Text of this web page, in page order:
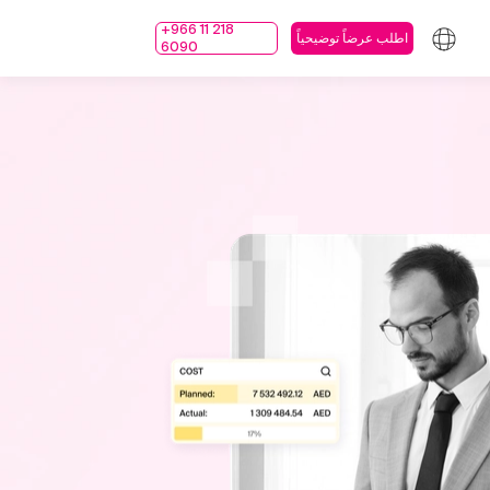
إدارة الشؤون المالية
إدارة المستودعات
المبيعات
+966 11 218
6090
اطلب عرضاً توضيحياً